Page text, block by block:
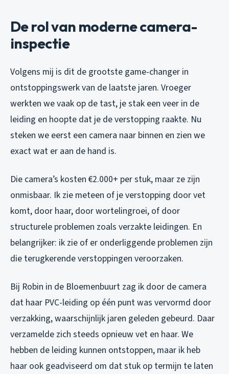
De rol van moderne camera-
inspectie
Volgens mij is dit de grootste game-changer in
ontstoppingswerk van de laatste jaren. Vroeger
werkten we vaak op de tast, je stak een veer in de
leiding en hoopte dat je de verstopping raakte. Nu
steken we eerst een camera naar binnen en zien we
exact wat er aan de hand is.
Die camera’s kosten €2.000+ per stuk, maar ze zijn
onmisbaar. Ik zie meteen of je verstopping door vet
komt, door haar, door wortelingroei, of door
structurele problemen zoals verzakte leidingen. En
belangrijker: ik zie of er onderliggende problemen zijn
die terugkerende verstoppingen veroorzaken.
Bij Robin in de Bloemenbuurt zag ik door de camera
dat haar PVC-leiding op één punt was vervormd door
verzakking, waarschijnlijk jaren geleden gebeurd. Daar
verzamelde zich steeds opnieuw vet en haar. We
hebben de leiding kunnen ontstoppen, maar ik heb
haar ook geadviseerd om dat stuk op termijn te laten